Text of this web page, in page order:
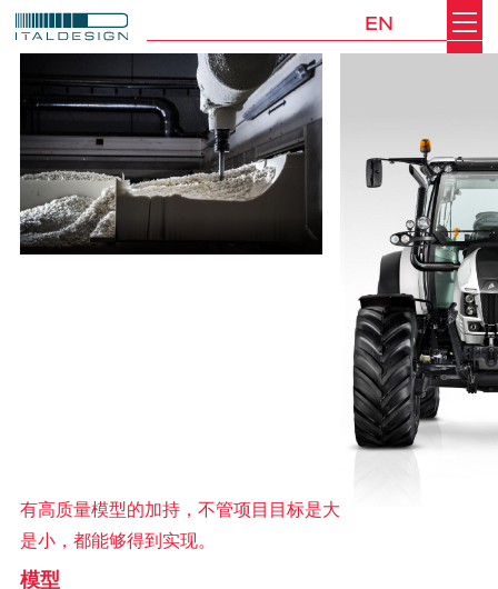
Italdesign
EN Search
有高质量模型的加持，不管项目目标是大
是小，都能够得到实现。
模型